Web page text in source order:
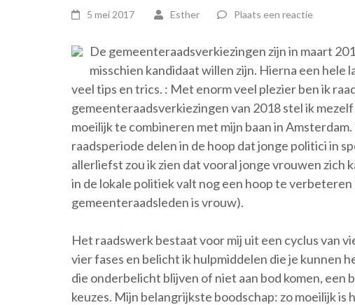
5 mei 2017 Esther Plaats een reactie
De gemeenteraadsverkiezingen zijn in maart
misschien kandidaat willen zijn. Hierna een
veel tips en trics. : Met enorm veel plezier ben ik
gemeenteraadsverkiezingen van 2018 stel ik
moeilijk te combineren met mijn baan in
raadsperiode delen in de hoop dat jonge politici in
allerliefst zou ik zien dat vooral jonge vrouwen zich
in de lokale politiek valt nog een hoop te
gemeenteraadsleden is vrouw).
Het raadswerk bestaat voor mij uit een cyclus van
vier fases en belicht ik hulpmiddelen die je kunnen
die onderbelicht blijven of niet aan bod komen, een
keuzes. Mijn belangrijkste boodschap: zo moeilijk is